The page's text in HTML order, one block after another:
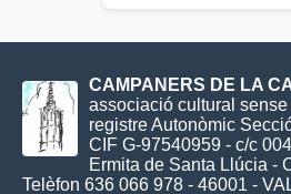
CAMPANERS DE LA
associació cultural
registre Autonòmic
CIF G-97540959 - c/c
Ermita de Santa Llúcia -
Telèfon 636 066 978 - 46001 -